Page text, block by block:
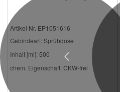
Artikel Nr. EP1051616
Gebindeart: Sprühdose
Inhalt [ml]: 500
chem. Eigenschaft: CKW-frei
Previous